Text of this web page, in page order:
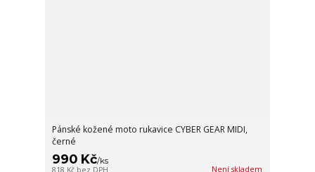
Pánské kožené moto rukavice CYBER GEAR MIDI,
černé
990 Kč/ks
Není skladem